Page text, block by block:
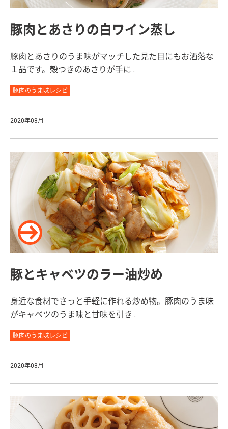
豚肉とあさりの白ワイン蒸し
豚肉とあさりのうま味がマッチした見た目にもお洒落な
１品です。殻つきのあさりが手に...
豚肉のうま味レシピ
2020年08月
豚とキャベツのラー油炒め
身近な食材でさっと手軽に作れる炒め物。豚肉のうま味
がキャベツのうま味と甘味を引き...
豚肉のうま味レシピ
2020年08月